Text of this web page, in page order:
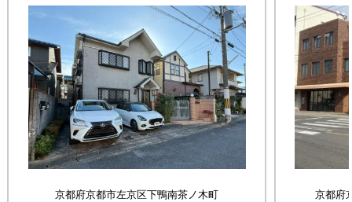
京都府京都市左京区下鴨南茶ノ木町 京都府